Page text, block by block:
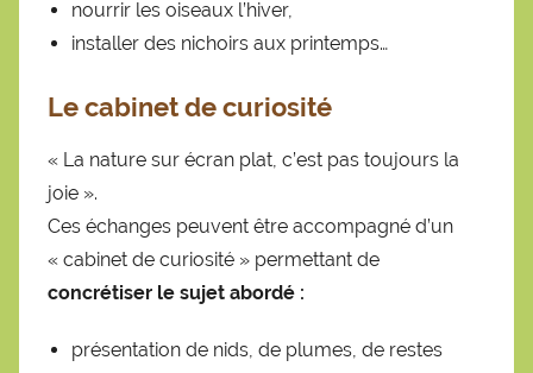
nourrir les oiseaux l’hiver,
installer des nichoirs aux printemps…
Le cabinet de curiosité
« La nature sur écran plat, c’est pas toujours la
joie ».
Ces échanges peuvent être accompagné d’un
« cabinet de curiosité » permettant de
concrétiser le sujet abordé :
présentation de nids, de plumes, de restes